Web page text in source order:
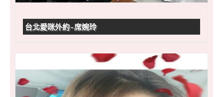
台北愛咪外約-席婉玲